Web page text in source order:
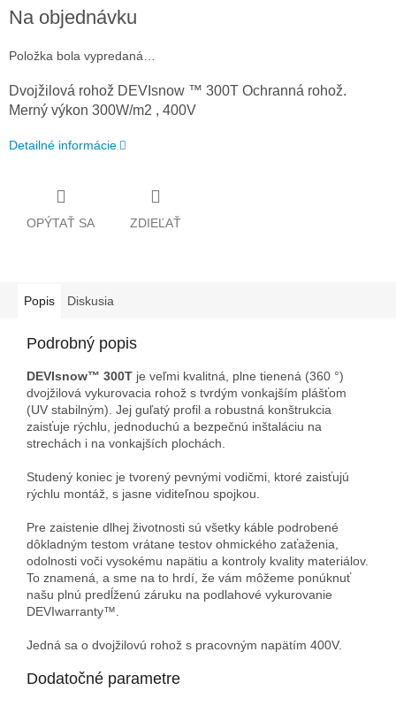
cena:
Na objednávku
Položka bola vypredaná…
Dvojžilová rohož DEVIsnow ™ 300T Ochranná rohož.
Merný výkon 300W/m2 , 400V
Detailné informácie
OPÝTAŤ SA ZDIEĽAŤ
Popis Diskusia
Podrobný popis
DEVIsnow™ 300T je veľmi kvalitná, plne tienená (360 °)
dvojžilová vykurovacia rohož s tvrdým vonkajším plášťom
(UV stabilným). Jej guľatý profil a robustná konštrukcia
zaisťuje rýchlu, jednoduchú a bezpečnú inštaláciu na
strechách i na vonkajších plochách.
Studený koniec je tvorený pevnými vodičmi, ktoré zaisťujú
rýchlu montáž, s jasne viditeľnou spojkou.
Pre zaistenie dlhej životnosti sú všetky káble podrobené
dôkladným testom vrátane testov ohmického zaťaženia,
odolnosti voči vysokému napätiu a kontroly kvality materiálov.
To znamená, a sme na to hrdí, že vám môžeme ponúknuť
našu plnú predĺženú záruku na podlahové vykurovanie
DEVIwarranty™.
Jedná sa o dvojžilovú rohož s pracovným napätím 400V.
Dodatočné parametre